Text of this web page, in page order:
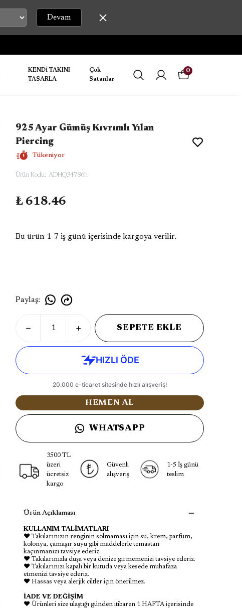
Devam
KENDİ TAKINI
TASARLA
Çok
Satanlar
0
925 Ayar Gümüş Kıvrımlı Yılan
Piercing
Tükeniyor
Ürün Kodu: ADHQ34786h
₺ 618.46
Bu ürün 1-7 iş günü içerisinde kargoya verilir.
Paylaş:
SEPETE EKLE
HEMEN AL
WHATSAPP
3500 TL
üzeri
ücretsiz
kargo
Güvenli
alışveriş
1-5 İş günü
teslim
Ürün Açıklaması
KULLANIM TALİMATLARI
♥ Takılarınızın renginin solmaması için su, krem, parfüm,
kolonya, çamaşır suyu gibi maddelerle temastan
kaçınmanızı tavsiye ederiz.
♥ Takılarınızla duşa veya denize girmemenizi tavsiye ederiz.
♥ Takılarınızı kapalı bir kutuda veya kesede muhafaza
etmenizi tavsiye ederiz.
♥ Hassas veya alerjik ciltler için önerilmez.
İADE VE DEĞİŞİM
♥ Ürünleri size ulaştığı günden itibaren 1 HAFTA içerisinde